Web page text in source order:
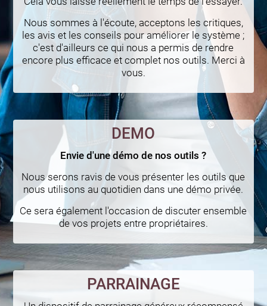
Nous sommes à l'écoute, acceptons les critiques,
les avis et les conseils pour améliorer le système ;
c'est d'ailleurs ce qui nous a permis de rendre
encore plus efficace et complet nos outils. Merci à
vous.
DEMO
Envie d'une démo de nos outils ?
Nous serons ravis de vous présenter les outils que
nous utilisons au quotidien dans une démo privée.
Ce sera également l'occasion de discuter ensemble
de vos projets entre propriétaires.
PARRAINAGE